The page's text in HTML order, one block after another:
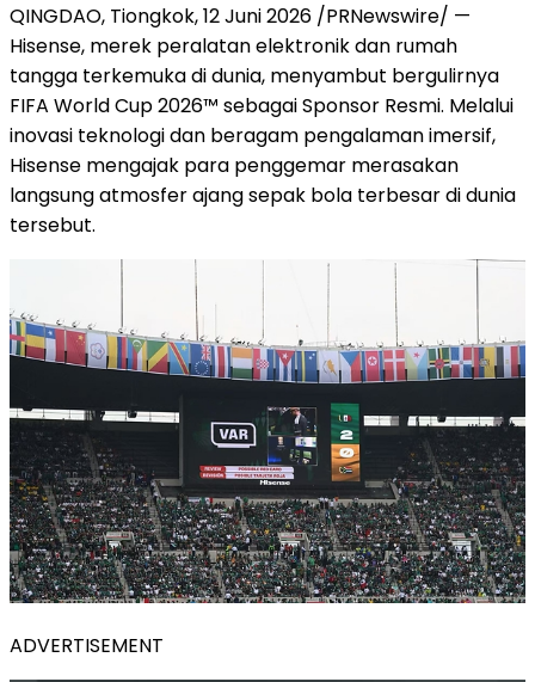
QINGDAO, Tiongkok, 12 Juni 2026 /PRNewswire/ —
Hisense, merek peralatan elektronik dan rumah
tangga terkemuka di dunia, menyambut bergulirnya
FIFA World Cup 2026™ sebagai Sponsor Resmi. Melalui
inovasi teknologi dan beragam pengalaman imersif,
Hisense mengajak para penggemar merasakan
langsung atmosfer ajang sepak bola terbesar di dunia
tersebut.
ADVERTISEMENT